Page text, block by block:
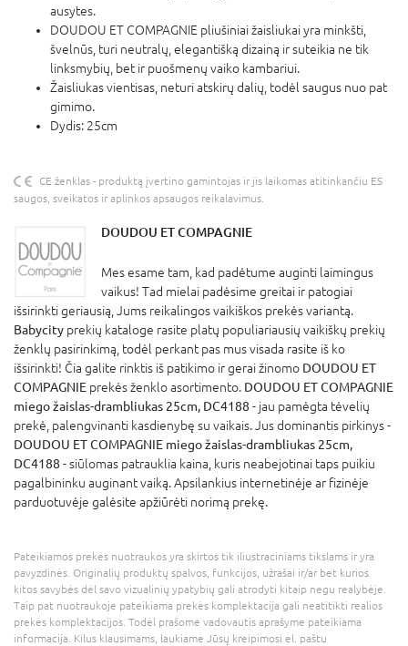
ausytes.
DOUDOU ET COMPAGNIE pliušiniai žaisliukai yra minkšti,
švelnūs, turi neutralų, elegantišką dizainą ir suteikia ne tik
linksmybių, bet ir puošmenų vaiko kambariui.
Žaisliukas vientisas, neturi atskirų dalių, todėl saugus nuo pat
gimimo.
Dydis: 25cm
CE ženklas - produktą įvertino gamintojas ir jis laikomas atitinkančiu ES
saugos, sveikatos ir aplinkos apsaugos reikalavimus.
DOUDOU ET COMPAGNIE
Mes esame tam, kad padėtume auginti laimingus
vaikus! Tad mielai padėsime greitai ir patogiai
išsirinkti geriausią, Jums reikalingos vaikiškos prekės variantą.
Babycity prekių kataloge rasite platų populiariausių vaikiškų prekių
ženklų pasirinkimą, todėl perkant pas mus visada rasite iš ko
išsirinkti! Čia galite rinktis iš patikimo ir gerai žinomo DOUDOU ET
COMPAGNIE prekės ženklo asortimento. DOUDOU ET COMPAGNIE
miego žaislas-drambliukas 25cm, DC4188 - jau pamėgta tėvelių
prekė, palengvinanti kasdienybę su vaikais. Jus dominantis pirkinys -
DOUDOU ET COMPAGNIE miego žaislas-drambliukas 25cm,
DC4188 - siūlomas patrauklia kaina, kuris neabejotinai taps puikiu
pagalbininku auginant vaiką. Apsilankius internetinėje ar fizinėje
parduotuvėje galėsite apžiūrėti norimą prekę.
Pateikiamos prekės nuotraukos yra skirtos tik iliustraciniams tikslams ir yra
pavyzdinės. Originalių produktų spalvos, funkcijos, užrašai ir/ar bet kurios
kitos savybės dėl savo vizualinių ypatybių gali atrodyti kitaip negu realybėje.
Taip pat nuotraukoje pateikiama prekės komplektacija gali neatitikti realios
prekės komplektacijos. Todėl prašome vadovautis aprašyme pateikiama
informacija. Kilus klausimams, laukiame Jūsų kreipimosi el. paštu